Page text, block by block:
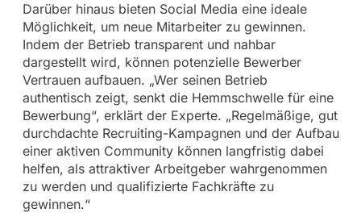
Darüber hinaus bieten Social Media eine ideale
Möglichkeit, um neue Mitarbeiter zu gewinnen.
Indem der Betrieb transparent und nahbar
dargestellt wird, können potenzielle Bewerber
Vertrauen aufbauen. „Wer seinen Betrieb
authentisch zeigt, senkt die Hemmschwelle für eine
Bewerbung“, erklärt der Experte. „Regelmäßige, gut
durchdachte Recruiting-Kampagnen und der Aufbau
einer aktiven Community können langfristig dabei
helfen, als attraktiver Arbeitgeber wahrgenommen
zu werden und qualifizierte Fachkräfte zu
gewinnen.“